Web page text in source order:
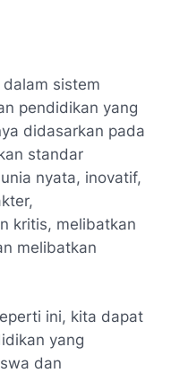
sistem
pendidikan yang
didasarkan pada
standar
nyata, inovatif,
kritis, melibatkan
melibatkan
ini, kita dapat
yang
dan